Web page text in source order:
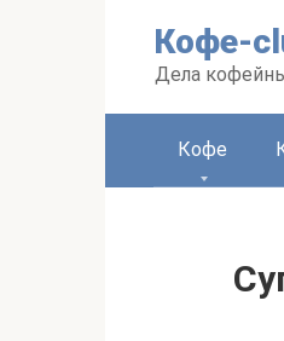
Кофе-
Дела
Кофе